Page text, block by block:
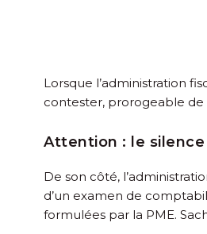
Lorsque l’administration
contester, prorogeable de
Attention : le
De son côté,
d’un examen de
formulées par la PME.